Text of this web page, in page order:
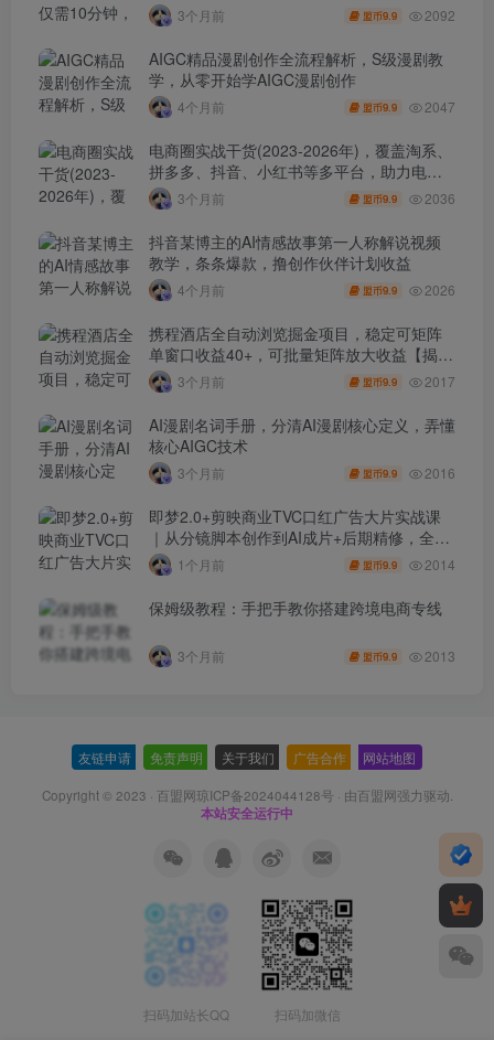
3个月前 盟币9.9 2092
AIGC精品漫剧创作全流程解析，S级漫剧教
学，从零开始学AIGC漫剧创作
4个月前 盟币9.9 2047
电商圈实战干货(2023-2026年)，覆盖淘系、
拼多多、抖音、小红书等多平台，助力电商
人避开坑、提效率、稳盈利(更新4月)
3个月前 盟币9.9 2036
抖音某博主的AI情感故事第一人称解说视频
教学，条条爆款，撸创作伙伴计划收益
4个月前 盟币9.9 2026
携程酒店全自动浏览掘金项目，稳定可矩阵
单窗口收益40+，可批量矩阵放大收益【揭
秘】3个月前 盟币9.9 2017
AI漫剧名词手册，分清AI漫剧核心定义，弄懂
核心AIGC技术
3个月前 盟币9.9 2016
即梦2.0+剪映商业TVC口红广告大片实战课
｜从分镜脚本创作到AI成片+后期精修，全流
程打造品牌级产品广告
1个月前 盟币9.9 2014
保姆级教程：手把手教你搭建跨境电商专线
3个月前 盟币9.9 2013
友链申请 免责声明 关于我们 广告合作 网站地图
Copyright © 2023 · 百盟网琼ICP备2024044128号 · 由百盟网强力驱动.
本站安全运行中
扫码加站长QQ 扫码加微信